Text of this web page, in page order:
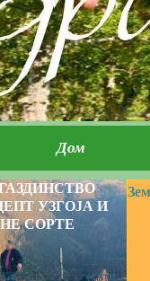
УЗГОЈА И
СОРТЕ
Дом